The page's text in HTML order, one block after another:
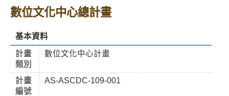
數位文化中心總計畫
基本資料
計畫
類別
數位文化中心計畫
計畫
編號
AS-ASCDC-109-001